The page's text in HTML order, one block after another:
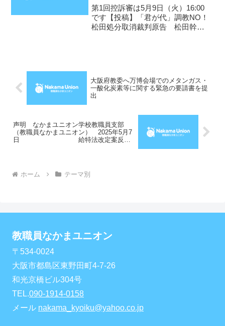
第1回控訴審は5月9日（火）16:00
です【投稿】「君が代」調教NO！
松田処分取消裁判原告 松田幹雄
大阪府教委へ万博会場でのメタンガス・
一酸化炭素等に関する緊急の要請書を提
出
声明 なかまユニオン学校教職員支部
（教職員なかまユニオン） 2025年5月7
日 給特法改定案反
ホーム テーマ別
教職員なかまユニオン
〒534-0024
大阪市都島区東野田町4-7-26
和光京橋ビル304号
TEL.090-1914-0158
メール nakama_kyoiku@yahoo.co.jp